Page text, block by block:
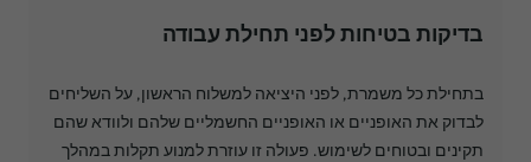
בדיקות בטיחות לפני תחילת עבודה
בתחילת כל משמרת, לפני היציאה למשלוח הראשון, על השליחים
לבדוק את האופניים או האופניים החשמליים שלהם ולוודא שהם
תקינים ובטוחים לשימוש. פעולה זו עוזרת למנוע תקלות במהלך